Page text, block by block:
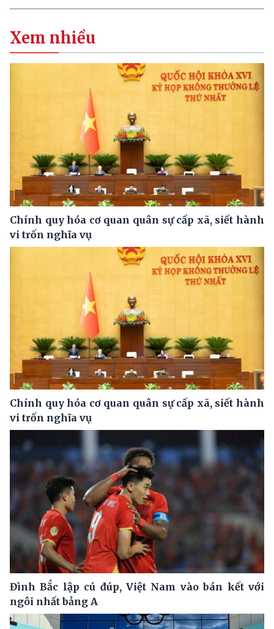
Xem nhiều
Chính quy hóa cơ quan quân sự cấp xã, siết hành
vi trốn nghĩa vụ
Chính quy hóa cơ quan quân sự cấp xã, siết hành
vi trốn nghĩa vụ
Đình Bắc lập cú đúp, Việt Nam vào bán kết với
ngôi nhất bảng A